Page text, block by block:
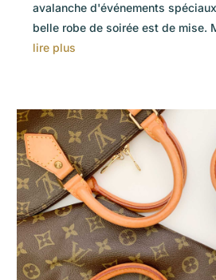
avalanche d'événements
belle robe de soirée est de mise.
lire plus